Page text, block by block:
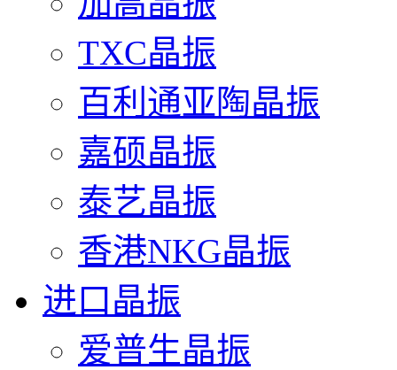
TXC晶振
百利通亚陶晶振
嘉硕晶振
泰艺晶振
香港NKG晶振
进口晶振
爱普生晶振